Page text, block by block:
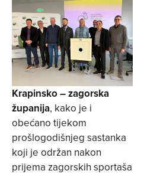
Krapinsko – zagorska
županija, kako je i
obećano tijekom
prošlogodišnjeg sastanka
koji je održan nakon
prijema zagorskih sportaša